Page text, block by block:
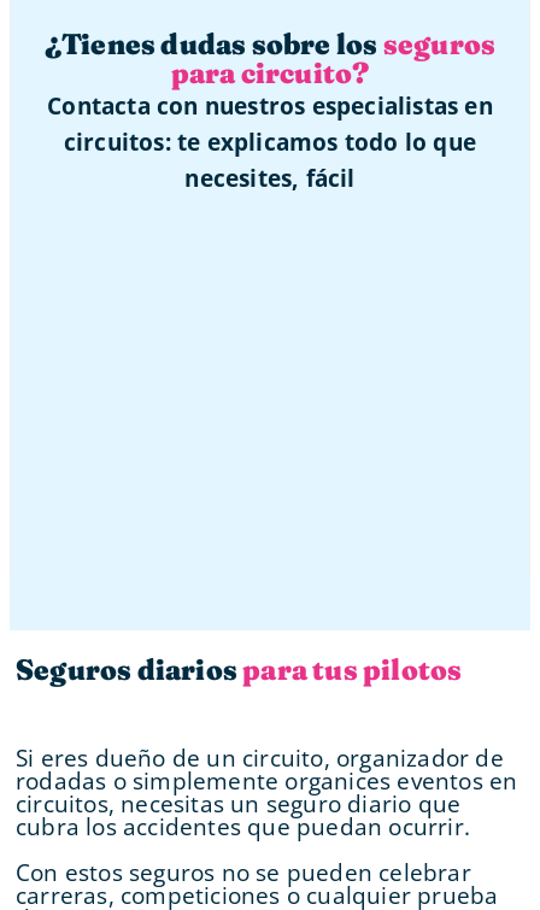
¿Tienes dudas sobre los seguros
para circuito?
Contacta con nuestros especialistas en
circuitos: te explicamos todo lo que
necesites, fácil
Seguros diariospara tus pilotos
Si eres dueño de un circuito, organizador de
rodadas o simplemente organices eventos en
circuitos, necesitas un seguro diario que
cubra los accidentes que puedan ocurrir.
Con estos seguros no se pueden celebrar
carreras, competiciones o cualquier prueba